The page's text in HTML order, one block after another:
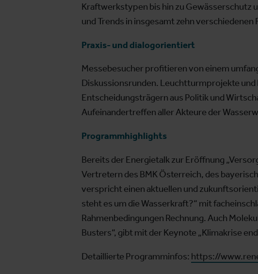
Kraftwerkstypen bis hin zu Gewässerschutz
und Trends in insgesamt zehn verschiedenen
Praxis- und dialogorientiert
Messebesucher profitieren von einem
Diskussionsrunden. Leuchtturmprojekte und
Entscheidungsträgern aus Politik und
Aufeinandertreffen aller Akteure der
Programmhighlights
Bereits der Energietalk zur Eröffnung
Vertretern des BMK Österreich, des
verspricht einen aktuellen und
steht es um die Wasserkraft?“ mit
Rahmenbedingungen Rechnung. Auch
Busters“, gibt mit der Keynote „Klimakrise
Detaillierte Programminfos: https://